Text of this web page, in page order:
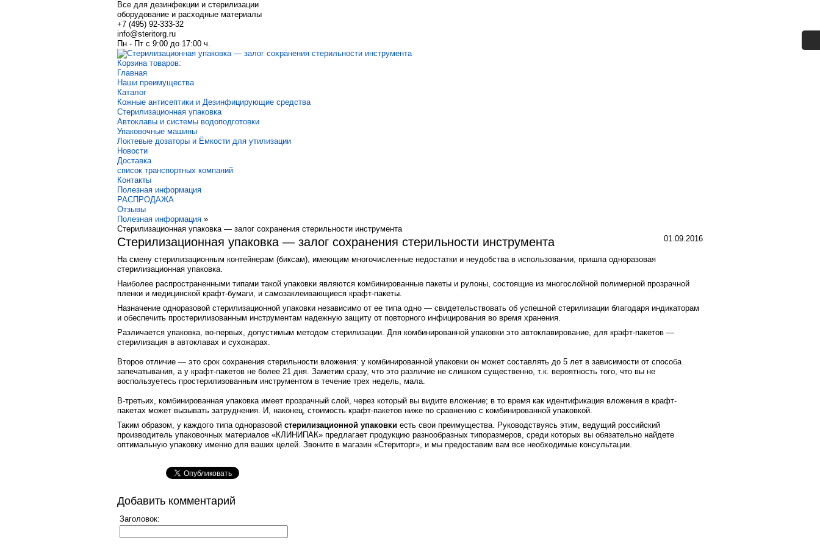
Все для дезинфекции и стерилизации
оборудование и расходные материалы
+7 (495) 92-333-32
info@steritorg.ru
Пн - Пт с 9:00 до 17:00 ч.
Корзина товаров:
Главная
Наши преимущества
Каталог
Кожные антисептики и Дезинфицирующие средства
Стерилизационная упаковка
Автоклавы и системы водоподготовки
Упаковочные машины
Локтевые дозаторы и Ёмкости для утилизации
Новости
Доставка
список транспортных компаний
Контакты
Полезная информация
РАСПРОДАЖА
Отзывы
Полезная информация »
Стерилизационная упаковка — залог сохранения стерильности инструмента
01.09.2016
Стерилизационная упаковка — залог сохранения стерильности инструмента
На смену стерилизационным контейнерам (биксам), имеющим многочисленные недостатки и неудобства в использовании, пришла одноразовая
стерилизационная упаковка.
Наиболее распространенными типами такой упаковки являются комбинированные пакеты и рулоны, состоящие из многослойной полимерной прозрачной
пленки и медицинской крафт-бумаги, и самозаклеивающиеся крафт-пакеты.
Назначение одноразовой стерилизационной упаковки независимо от ее типа одно — свидетельствовать об успешной стерилизации благодаря индикаторам
и обеспечить простерилизованным инструментам надежную защиту от повторного инфицирования во время хранения.
Различается упаковка, во-первых, допустимым методом стерилизации. Для комбинированной упаковки это автоклавирование, для крафт-пакетов —
стерилизация в автоклавах и сухожарах.
Второе отличие — это срок сохранения стерильности вложения: у комбинированной упаковки он может составлять до 5 лет в зависимости от способа
запечатывания, а у крафт-пакетов не более 21 дня. Заметим сразу, что это различие не слишком существенно, т.к. вероятность того, что вы не
воспользуетесь простерилизованным инструментом в течение трех недель, мала.
В-третьих, комбинированная упаковка имеет прозрачный слой, через который вы видите вложение; в то время как идентификация вложения в крафт-
пакетах может вызывать затруднения. И, наконец, стоимость крафт-пакетов ниже по сравнению с комбинированной упаковкой.
Таким образом, у каждого типа одноразовой стерилизационной упаковки есть свои преимущества. Руководствуясь этим, ведущий российский
производитель упаковочных материалов «КЛИНИПАК» предлагает продукцию разнообразных типоразмеров, среди которых вы обязательно найдете
оптимальную упаковку именно для ваших целей. Звоните в магазин «Стериторг», и мы предоставим вам все необходимые консультации.
Добавить комментарий
Заголовок: